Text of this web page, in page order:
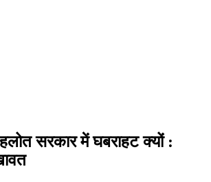
सरकार में घबराहट क्यों :